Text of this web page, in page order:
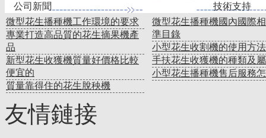
公司新聞 技術
微型花生播種機工作環境的要求
專業打造高品質的花生摘果機產
品
新型花生收獲機質量好價格比較
便宜的
質量靠得住的花生脫秧機
微型花生播種機國內國際
準目錄
小型花生收割機的使用方法
手扶花生收獲機的種類及
小型花生播種機售后服務
友情鏈接